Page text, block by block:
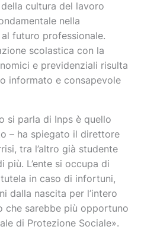
cultura del lavoro
nella
futuro professionale.
scolastica con la
e previdenziali risulta
informato e consapevole
si parla di Inps è quello
– ha spiegato il direttore
tra l’altro già studente
più. L’ente si occupa di
in caso di infortuni,
dalla nascita per l’intero
che sarebbe più opportuno
di Protezione Sociale».